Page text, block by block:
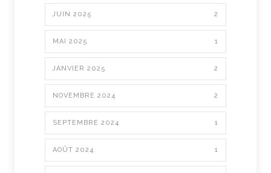
JUIN 2025 2
MAI 2025 1
JANVIER 2025 2
NOVEMBRE 2024 2
SEPTEMBRE 2024 1
AOÛT 2024 1